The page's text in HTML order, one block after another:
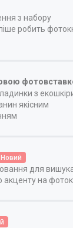
з набору
робить
з
якісним
Новий
для
акценту на